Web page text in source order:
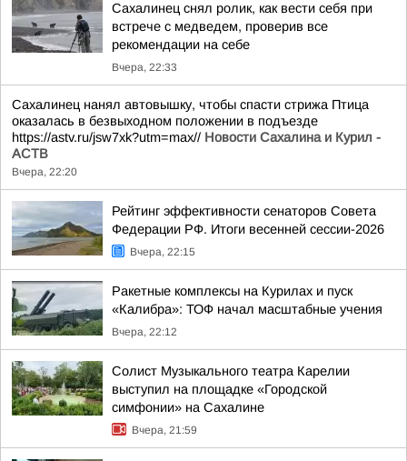
Сахалинец снял ролик, как вести себя при
встрече с медведем, проверив все
рекомендации на себе
Вчера, 22:33
Сахалинец нанял автовышку, чтобы спасти стрижа Птица
оказалась в безвыходном положении в подъезде
https://astv.ru/jsw7xk?utm=max// Новости Сахалина и Курил -
АСТВ
Вчера, 22:20
Рейтинг эффективности сенаторов Совета
Федерации РФ. Итоги весенней сессии-2026
Вчера, 22:15
Ракетные комплексы на Курилах и пуск
«Калибра»: ТОФ начал масштабные учения
Вчера, 22:12
Солист Музыкального театра Карелии
выступил на площадке «Городской
симфонии» на Сахалине
Вчера, 21:59